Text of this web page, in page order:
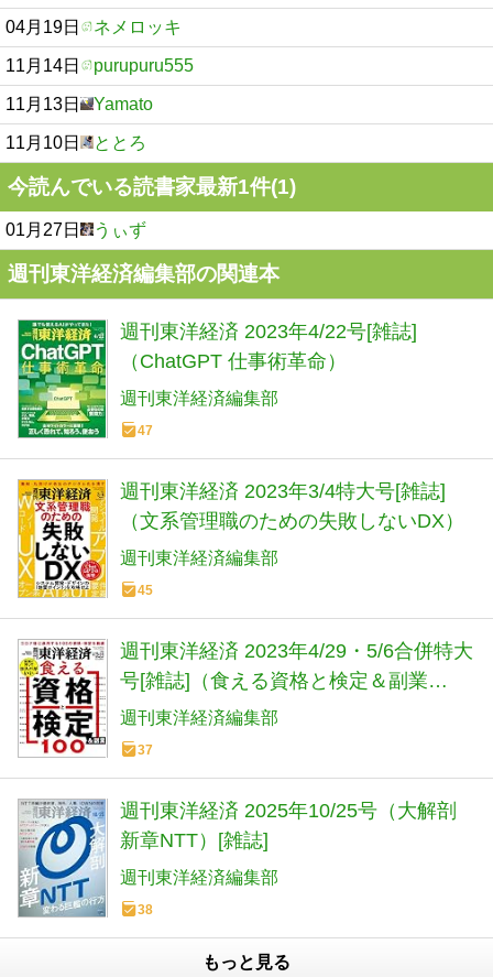
04月19日 ネメロッキ
11月14日 purupuru555
11月13日 Yamato
11月10日 ととろ
今読んでいる読書家最新1件(1)
01月27日 うぃず
週刊東洋経済編集部の関連本
週刊東洋経済 2023年4/22号[雑誌]
（ChatGPT 仕事術革命）
週刊東洋経済編集部
47
週刊東洋経済 2023年3/4特大号[雑誌]
（文系管理職のための失敗しないDX）
週刊東洋経済編集部
45
週刊東洋経済 2023年4/29・5/6合併特大
号[雑誌]（食える資格と検定＆副業
100）
週刊東洋経済編集部
37
週刊東洋経済 2025年10/25号（大解剖
新章NTT）[雑誌]
週刊東洋経済編集部
38
もっと見る